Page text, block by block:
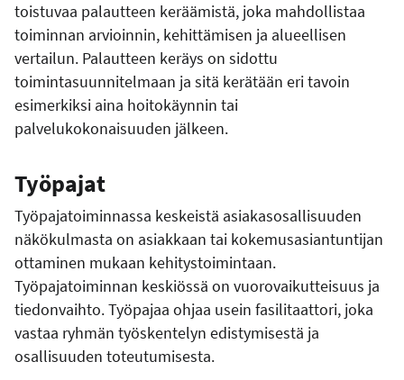
toistuvaa palautteen keräämistä, joka mahdollistaa
toiminnan arvioinnin, kehittämisen ja alueellisen
vertailun. Palautteen keräys on sidottu
toimintasuunnitelmaan ja sitä kerätään eri tavoin
esimerkiksi aina hoitokäynnin tai
palvelukokonaisuuden jälkeen.
Työpajat
Työpajatoiminnassa keskeistä asiakasosallisuuden
näkökulmasta on asiakkaan tai kokemusasiantuntijan
ottaminen mukaan kehitystoimintaan.
Työpajatoiminnan keskiössä on vuorovaikutteisuus ja
tiedonvaihto. Työpajaa ohjaa usein fasilitaattori, joka
vastaa ryhmän työskentelyn edistymisestä ja
osallisuuden toteutumisesta.